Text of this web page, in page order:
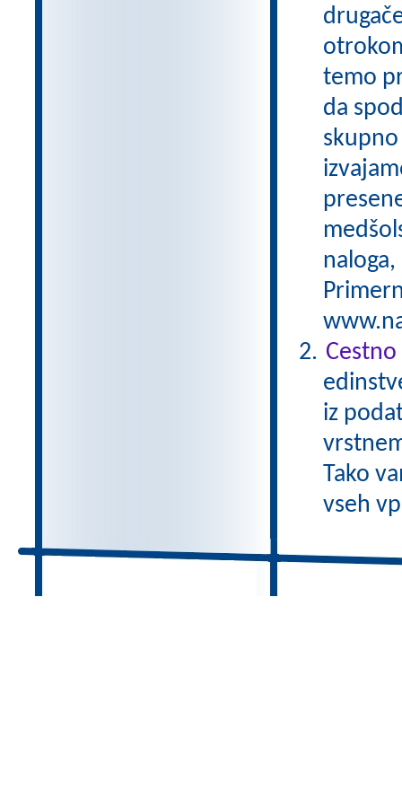
temo
da
iz
Tako
vseh